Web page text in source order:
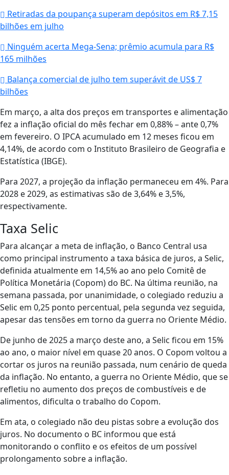
Retiradas da poupança superam depósitos em R$ 7,15
bilhões em julho
Ninguém acerta Mega-Sena; prêmio acumula para R$
165 milhões
Balança comercial de julho tem superávit de US$ 7
bilhões
Em março, a alta dos preços em transportes e alimentação
fez a inflação oficial do mês fechar em 0,88% – ante 0,7%
em fevereiro. O IPCA acumulado em 12 meses ficou em
4,14%, de acordo com o Instituto Brasileiro de Geografia e
Estatística (IBGE).
Para 2027, a projeção da inflação permaneceu em 4%. Para
2028 e 2029, as estimativas são de 3,64% e 3,5%,
respectivamente.
Taxa Selic
Para alcançar a meta de inflação, o Banco Central usa
como principal instrumento a taxa básica de juros, a Selic,
definida atualmente em 14,5% ao ano pelo Comitê de
Política Monetária (Copom) do BC. Na última reunião, na
semana passada, por unanimidade, o colegiado reduziu a
Selic em 0,25 ponto percentual, pela segunda vez seguida,
apesar das tensões em torno da guerra no Oriente Médio.
De junho de 2025 a março deste ano, a Selic ficou em 15%
ao ano, o maior nível em quase 20 anos. O Copom voltou a
cortar os juros na reunião passada, num cenário de queda
da inflação. No entanto, a guerra no Oriente Médio, que se
refletiu no aumento dos preços de combustíveis e de
alimentos, dificulta o trabalho do Copom.
Em ata, o colegiado não deu pistas sobre a evolução dos
juros. No documento o BC informou que está
monitorando o conflito e os efeitos de um possível
prolongamento sobre a inflação.